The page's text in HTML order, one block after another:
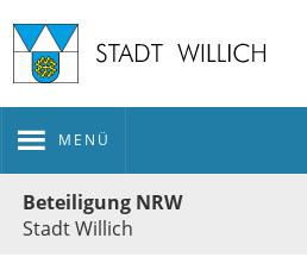
MENÜ
Beteiligung NRW
Stadt Willich